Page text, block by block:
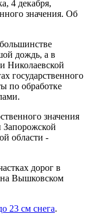
4 декабря,
значения. Об
дождь, а в
Николаевской
государственного
по обработке
значения
области -
дорог в
на Вышковском
23 см снега.